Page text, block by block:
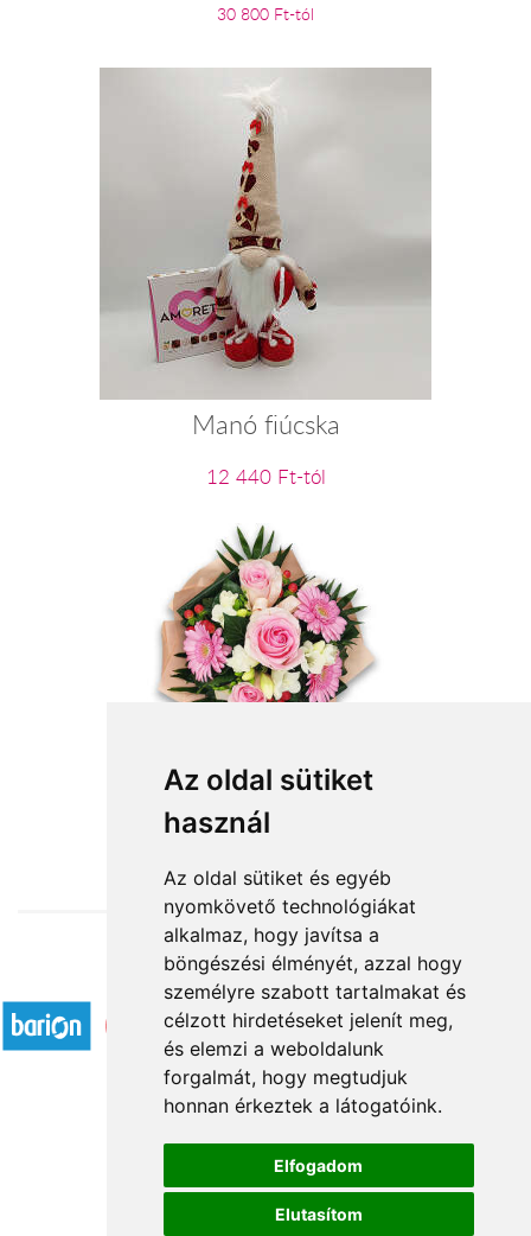
Az oldal sütiket
használ
Az oldal sütiket és egyéb
nyomkövető technológiákat
alkalmaz, hogy javítsa a
böngészési élményét, azzal hogy
személyre szabott tartalmakat és
célzott hirdetéseket jelenít meg,
és elemzi a weboldalunk
forgalmát, hogy megtudjuk
honnan érkeztek a látogatóink.
Elfogadom
Elutasítom
30 800 Ft-tól
Manó fiúcska
12 440 Ft-tól
Rózsaszín Harmónia
23 060 Ft-tól
Elfogadott fizetési módok
Á.SZ.F.
Impresszum
Adatkezelési tájékoztató